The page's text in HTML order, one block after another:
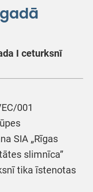
I ceturksnī
001
SIA „Rīgas
slimnīca”
tika īstenotas